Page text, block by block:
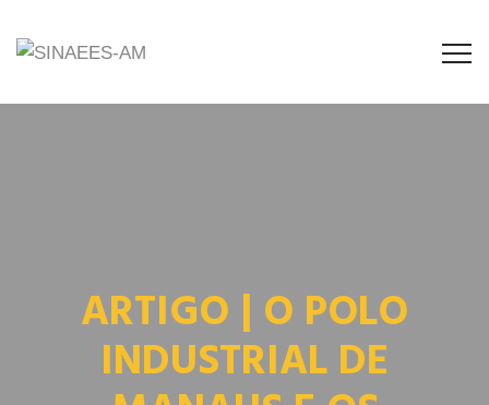
ARTIGO | O POLO
INDUSTRIAL DE